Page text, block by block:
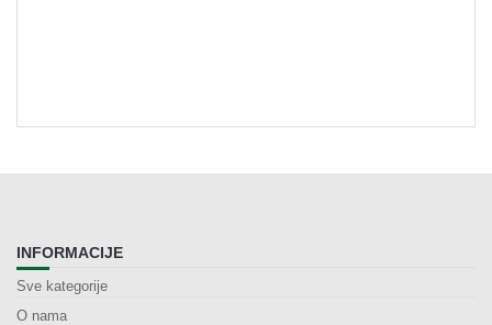
INFORMACIJE
Sve kategorije
O nama